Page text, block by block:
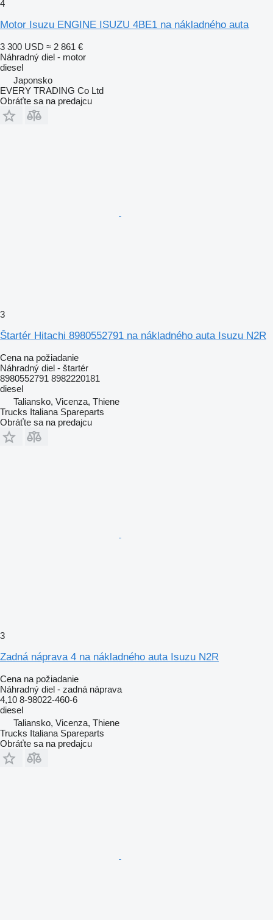
4
Motor Isuzu ENGINE ISUZU 4BE1 na nákladného auta
3 300 USD ≈ 2 861 €
Náhradný diel - motor
diesel
Japonsko
EVERY TRADING Co Ltd
Obráťte sa na predajcu
3
Štartér Hitachi 8980552791 na nákladného auta Isuzu N2R
Cena na požiadanie
Náhradný diel - štartér
8980552791 8982220181
diesel
Taliansko, Vicenza, Thiene
Trucks Italiana Spareparts
Obráťte sa na predajcu
3
Zadná náprava 4 na nákladného auta Isuzu N2R
Cena na požiadanie
Náhradný diel - zadná náprava
4,10 8-98022-460-6
diesel
Taliansko, Vicenza, Thiene
Trucks Italiana Spareparts
Obráťte sa na predajcu